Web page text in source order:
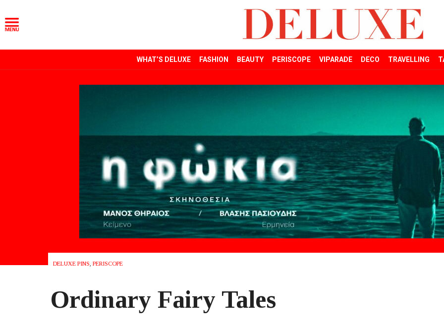
WHAT’S DELUXE FASHION BEAUTY PERISCOPE VIPARADE DECO TRAVELLING
DELUXE PINS, PERISCOPE
Ordinary Fairy Tales